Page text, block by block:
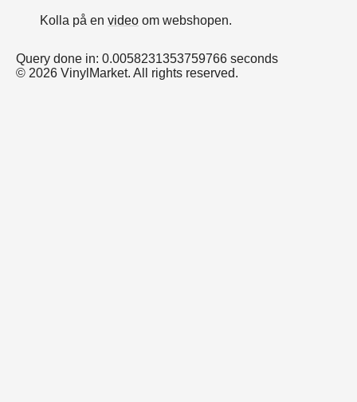
Kolla på en video om webshopen.
Query done in: 0.0058231353759766 seconds
© 2026 VinylMarket. All rights reserved.